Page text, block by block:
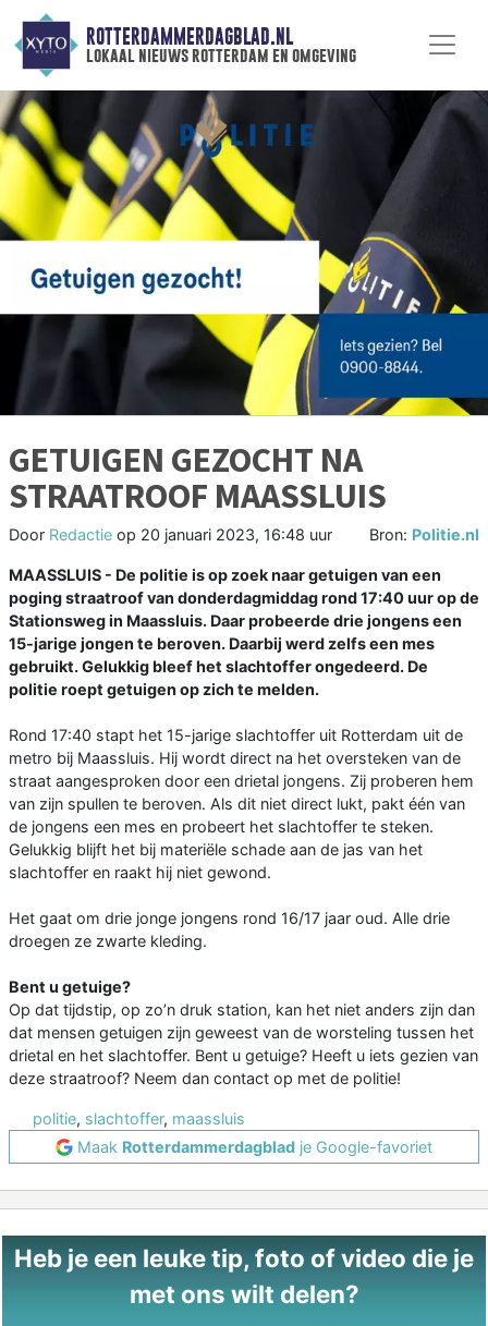
ROTTERDAMMERDAGBLAD.NL
lokaal nieuws rotterdam en omgeving
GETUIGEN GEZOCHT NA
STRAATROOF MAASSLUIS
Door Redactie op 20 januari 2023, 16:48 uur Bron: Politie.nl
MAASSLUIS - De politie is op zoek naar getuigen van een
poging straatroof van donderdagmiddag rond 17:40 uur op de
Stationsweg in Maassluis. Daar probeerde drie jongens een
15-jarige jongen te beroven. Daarbij werd zelfs een mes
gebruikt. Gelukkig bleef het slachtoffer ongedeerd. De
politie roept getuigen op zich te melden.
Rond 17:40 stapt het 15-jarige slachtoffer uit Rotterdam uit de
metro bij Maassluis. Hij wordt direct na het oversteken van de
straat aangesproken door een drietal jongens. Zij proberen hem
van zijn spullen te beroven. Als dit niet direct lukt, pakt één van
de jongens een mes en probeert het slachtoffer te steken.
Gelukkig blijft het bij materiële schade aan de jas van het
slachtoffer en raakt hij niet gewond.
Het gaat om drie jonge jongens rond 16/17 jaar oud. Alle drie
droegen ze zwarte kleding.
Bent u getuige?
Op dat tijdstip, op zo’n druk station, kan het niet anders zijn dan
dat mensen getuigen zijn geweest van de worsteling tussen het
drietal en het slachtoffer. Bent u getuige? Heeft u iets gezien van
deze straatroof? Neem dan contact op met de politie!
politie, slachtoffer, maassluis
Maak Rotterdammerdagblad je Google-favoriet
Heb je een leuke tip, foto of video die je
met ons wilt delen?